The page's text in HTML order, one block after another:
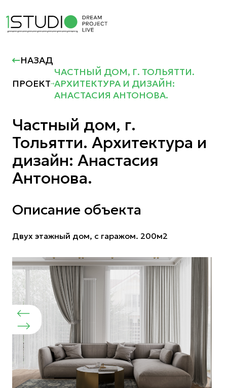
НАЗАД
ПРОЕКТ
ЧАСТНЫЙ ДОМ, Г. ТОЛЬЯТТИ.
АРХИТЕКТУРА И ДИЗАЙН:
АНАСТАСИЯ АНТОНОВА.
Частный дом, г.
Тольятти. Архитектура и
дизайн: Анастасия
Антонова.
Описание объекта
Двух этажный дом, с гаражом. 200м2